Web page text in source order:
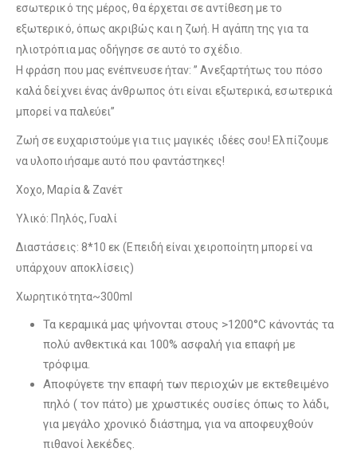
εσωτερικό της μέρος, θα έρχεται σε αντίθεση με το
εξωτερικό, όπως ακριβώς και η ζωή. Η αγάπη της για τα
ηλιοτρόπια μας οδήγησε σε αυτό το σχέδιο.
Η φράση που μας ενέπνευσε ήταν: ” Ανεξαρτήτως του πόσο
καλά δείχνει ένας άνθρωπος ότι είναι εξωτερικά, εσωτερικά
μπορεί να παλεύει”
Ζωή σε ευχαριστούμε για τιις μαγικές ιδέες σου! Ελπίζουμε
να υλοποιήσαμε αυτό που φαντάστηκες!
Χοχο, Μαρία & Ζανέτ
Υλικό: Πηλός, Γυαλί
Διαστάσεις: 8*10 εκ (Επειδή είναι χειροποίητη μπορεί να
υπάρχουν αποκλίσεις)
Χωρητικότητα~300ml
Τα κεραμικά μας ψήνονται στους >1200°C κάνοντάς τα
πολύ ανθεκτικά και 100% ασφαλή για επαφή με
τρόφιμα.
Αποφύγετε την επαφή των περιοχών με εκτεθειμένο
πηλό ( τον πάτο) με χρωστικές ουσίες όπως το λάδι,
για μεγάλο χρονικό διάστημα, για να αποφευχθούν
πιθανοί λεκέδες.